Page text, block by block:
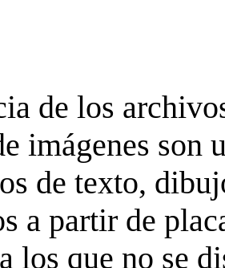
de los
imágenes son
de texto,
a partir de
los que no se